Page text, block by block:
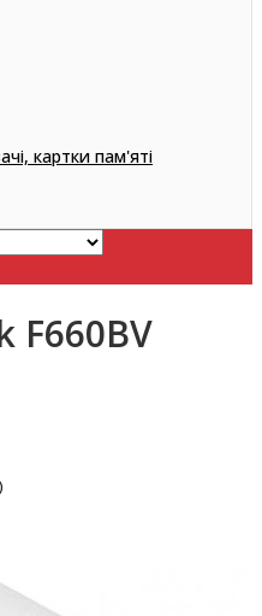
картки пам'яті
F660BV